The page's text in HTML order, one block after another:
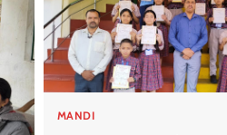
MANDI